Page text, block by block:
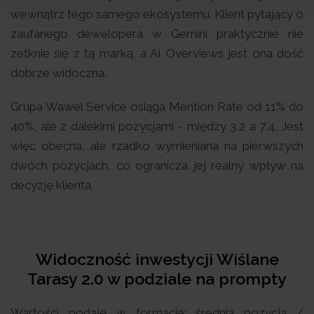
wewnątrz tego samego ekosystemu. Klient pytający o
zaufanego dewelopera w Gemini praktycznie nie
zetknie się z tą marką, a AI Overviews jest ona dość
dobrze widoczna.
Grupa Wawel Service osiąga Mention Rate od 11% do
40%, ale z dalekimi pozycjami - między 3,2 a 7,4. Jest
więc obecna, ale rzadko wymieniana na pierwszych
dwóch pozycjach, co ogranicza jej realny wpływ na
decyzję klienta.
Widoczność inwestycji Wiślane
Tarasy 2.0 w podziale na prompty